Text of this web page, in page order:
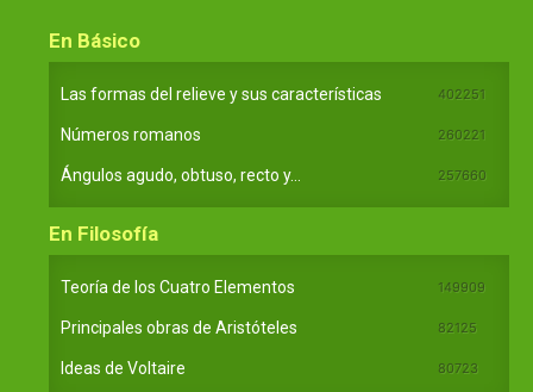
En Básico
Las formas del relieve y sus características 402251
Números romanos 260221
Ángulos agudo, obtuso, recto y... 257660
En Filosofía
Teoría de los Cuatro Elementos 149909
Principales obras de Aristóteles 82125
Ideas de Voltaire 80723